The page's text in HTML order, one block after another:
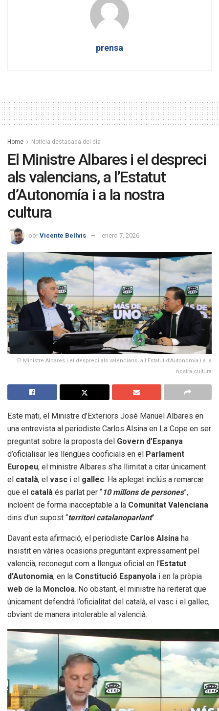
prensa
Home Noticia destacada del día
El Ministre Albares i el despreci
als valencians, a l’Estatut
d’Autonomía i a la nostra
cultura
por Vicente Bellvis enero 7, 2026
El Ministre Albares i el despreci als valencians, a l'Estatut d'Autonomía i a la
nostra cultura
Este mati, el Ministre d’Exteriors José Manuel Albares en
una entrevista al periodiste Carlos Alsina en La Cope en ser
preguntat sobre la proposta del Govern d’Espanya
d’oficialisar les llengües cooficials en el Parlament
Europeu, el ministre Albares s’ha llimitat a citar únicament
el català, el vasc i el gallec. Ha aplegat inclús a remarcar
que el català és parlat per “10 millons de persones”,
incloent de forma inacceptable a la Comunitat Valenciana
dins d’un supost “territori catalanoparlant”.
Davant esta afirmació, el periodiste Carlos Alsina ha
insistit en vàries ocasions preguntant expressament pel
valencià, reconegut com a llengua oficial en l’Estatut
d’Autonomia, en la Constitució Espanyola i en la pròpia
web de la Moncloa. No obstant, el ministre ha reiterat que
únicament defendrà l’oficialitat del català, el vasc i el gallec,
obviant de manera intolerable al valencià.